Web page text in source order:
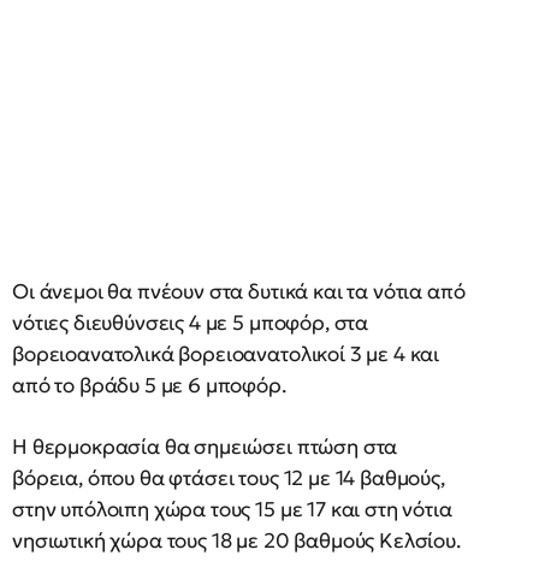
Οι άνεμοι θα πνέουν στα δυτικά και τα νότια από
νότιες διευθύνσεις 4 με 5 μποφόρ, στα
βορειοανατολικά βορειοανατολικοί 3 με 4 και
από το βράδυ 5 με 6 μποφόρ.
Η θερμοκρασία θα σημειώσει πτώση στα
βόρεια, όπου θα φτάσει τους 12 με 14 βαθμούς,
στην υπόλοιπη χώρα τους 15 με 17 και στη νότια
νησιωτική χώρα τους 18 με 20 βαθμούς Κελσίου.